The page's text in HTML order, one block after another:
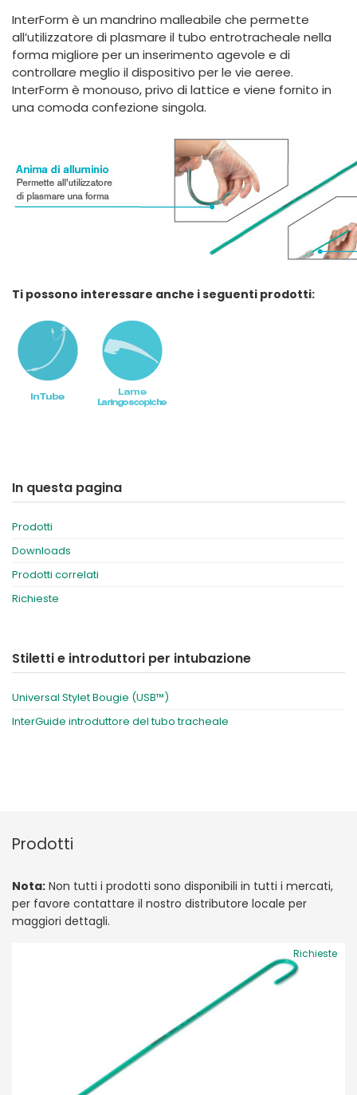
France
International English
InterForm è un mandrino malleabile che permette
all’utilizzatore di plasmare il tubo entrotracheale nella
forma migliore per un inserimento agevole e di
controllare meglio il dispositivo per le vie aeree.
InterForm è monouso, privo di lattice e viene fornito in
una comoda confezione singola.
Ti possono interessare anche i seguenti prodotti:
In questa pagina
Prodotti
Downloads
Prodotti correlati
Richieste
Stiletti e introduttori per intubazione
Universal Stylet Bougie (USB™)
InterGuide introduttore del tubo tracheale
Prodotti
Nota: Non tutti i prodotti sono disponibili in tutti i mercati,
per favore contattare il nostro distributore locale per
maggiori dettagli.
Richieste